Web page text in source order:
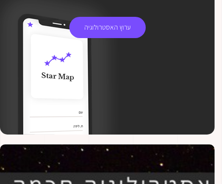
ערוץ האסטרולוגיה